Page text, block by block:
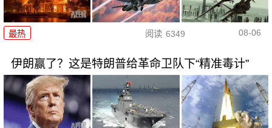
最热 阅读 6349 08-06
伊朗赢了？这是特朗普给革命卫队下“精准毒计”